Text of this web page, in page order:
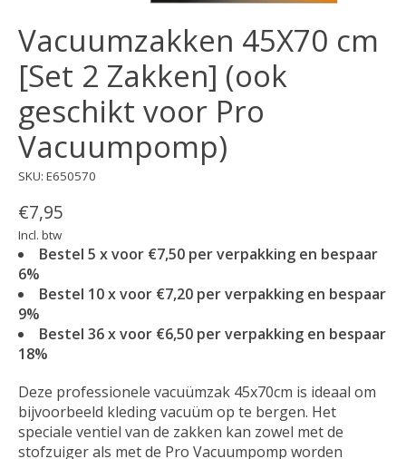
Vacuumzakken 45X70 cm
[Set 2 Zakken] (ook
geschikt voor Pro
Vacuumpomp)
SKU: E650570
€7,95
Incl. btw
Bestel 5 x voor €7,50 per verpakking en bespaar
6%
Bestel 10 x voor €7,20 per verpakking en bespaar
9%
Bestel 36 x voor €6,50 per verpakking en bespaar
18%
Deze professionele vacuümzak 45x70cm is ideaal om
bijvoorbeeld kleding vacuüm op te bergen. Het
speciale ventiel van de zakken kan zowel met de
stofzuiger als met de Pro Vacuumpomp worden